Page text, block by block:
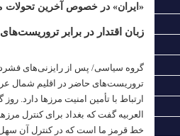
«ایران» در خصوص آخرین تحولات
زبان اقتدار در برابر تروریست‌های
گروه سیاسی/ پس از رایزنی‌های
تروریست‌های حاضر در اقلیم شمال
ارتباط با تأمین امنیت مرزها دارد.
العربیه گفت که بغداد برای کنترل
خط قرمز ما است که در کنترل آن